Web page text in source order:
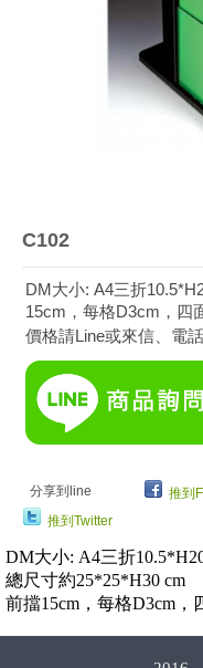
C102
DM大小: A4三折
15cm，每格D3cm，四
價格請Line或來信、電
分享到line 推到
推到Twitter
DM大小: A4三折
總尺寸約
前擋15cm，每格D3cm，